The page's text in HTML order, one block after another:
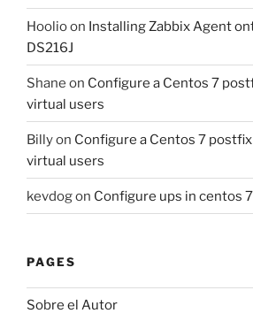
Hoolioon Installing Zabbix Agent
DS216J
Shane on Configure a Centos 7
virtual users
Billyon Configure a Centos 7
virtual users
kevdogon Configure ups in centos 7
PAGES
Sobre el Autor